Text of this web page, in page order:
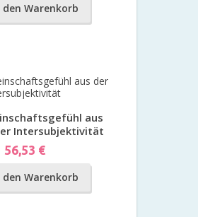
den Warenkorb
Vorschau
aus
Intersubjektivität
Preis
56,53 €
den Warenkorb